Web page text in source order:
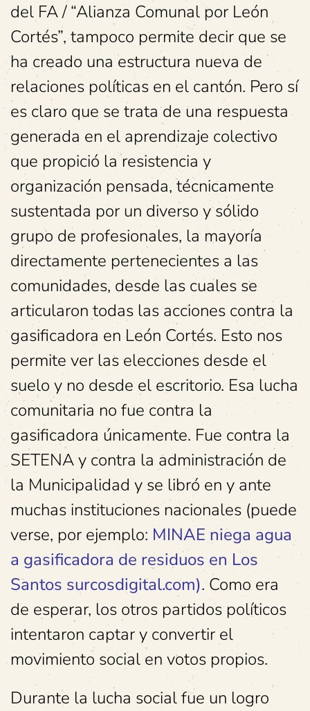
del FA / “Alianza Comunal por León
Cortés”, tampoco permite decir que se
ha creado una estructura nueva de
relaciones políticas en el cantón. Pero sí
es claro que se trata de una respuesta
generada en el aprendizaje colectivo
que propició la resistencia y
organización pensada, técnicamente
sustentada por un diverso y sólido
grupo de profesionales, la mayoría
directamente pertenecientes a las
comunidades, desde las cuales se
articularon todas las acciones contra la
gasificadora en León Cortés. Esto nos
permite ver las elecciones desde el
suelo y no desde el escritorio. Esa lucha
comunitaria no fue contra la
gasificadora únicamente. Fue contra la
SETENA y contra la administración de
la Municipalidad y se libró en y ante
muchas instituciones nacionales (puede
verse, por ejemplo: MINAE niega agua
a gasificadora de residuos en Los
Santos surcosdigital.com). Como era
de esperar, los otros partidos políticos
intentaron captar y convertir el
movimiento social en votos propios.
Durante la lucha social fue un logro